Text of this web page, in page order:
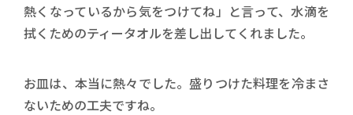
熱くなっているから気をつけてね」と言って、水滴を
拭くためのティータオルを差し出してくれました。
お皿は、本当に熱々でした。盛りつけた料理を冷まさ
ないための工夫ですね。